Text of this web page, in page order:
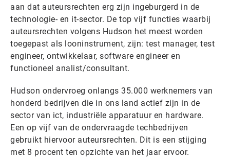
aan dat auteursrechten erg zijn ingeburgerd in de
technologie- en it-sector. De top vijf functies waarbij
auteursrechten volgens Hudson het meest worden
toegepast als looninstrument, zijn: test manager, test
engineer, ontwikkelaar, software engineer en
functioneel analist/consultant.
Hudson ondervroeg onlangs 35.000 werknemers van
honderd bedrijven die in ons land actief zijn in de
sector van ict, industriële apparatuur en hardware.
Een op vijf van de ondervraagde techbedrijven
gebruikt hiervoor auteursrechten. Dit is een stijging
met 8 procent ten opzichte van het jaar ervoor.